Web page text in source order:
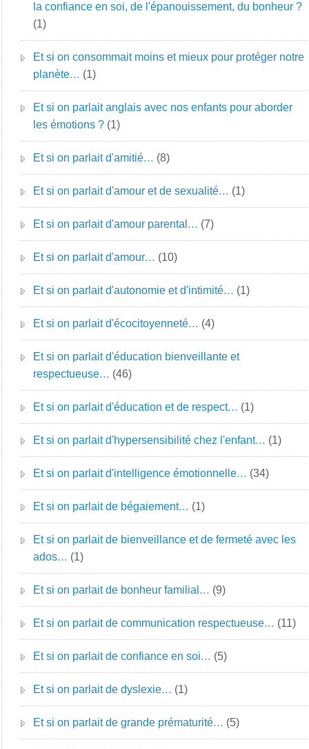
la confiance en soi, de l'épanouissement, du bonheur ?
(1)
Et si on consommait moins et mieux pour protéger notre
planète… (1)
Et si on parlait anglais avec nos enfants pour aborder
les émotions ? (1)
Et si on parlait d'amitié… (8)
Et si on parlait d'amour et de sexualité… (1)
Et si on parlait d'amour parental… (7)
Et si on parlait d'amour… (10)
Et si on parlait d'autonomie et d'intimité… (1)
Et si on parlait d'écocitoyenneté… (4)
Et si on parlait d'éducation bienveillante et
respectueuse… (46)
Et si on parlait d'éducation et de respect… (1)
Et si on parlait d'hypersensibilité chez l'enfant… (1)
Et si on parlait d'intelligence émotionnelle… (34)
Et si on parlait de bégaiement… (1)
Et si on parlait de bienveillance et de fermeté avec les
ados… (1)
Et si on parlait de bonheur familial… (9)
Et si on parlait de communication respectueuse… (11)
Et si on parlait de confiance en soi… (5)
Et si on parlait de dyslexie… (1)
Et si on parlait de grande prématurité… (5)